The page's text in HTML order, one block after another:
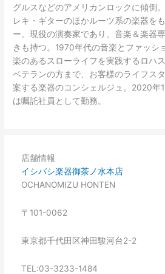
グルスなどのアメリカンロックに傾倒
レキ・ギターのほかルーツ系の楽器を
ー。現役の演奏家であり、音楽＆楽器
きも持つ。1970年代の音楽とファッシ
楽のあるスローライフを実践するロハ
ベテランの方まで、お客様のライフス
案する楽器のコンシェルジュ。2020年
は嘱託社員として勤務。
店舗情報
イシバシ楽器御茶ノ水本店
OCHANOMIZU HONTEN
〒101-0062
東京都千代田区神田駿河台2-2
TEL:03-3233-1484